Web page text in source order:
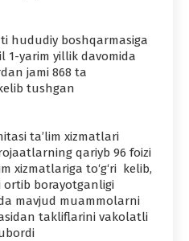
hududiy boshqarmasiga
1-yarim yillik davomida
jami 868 ta
tushgan
ta’lim xizmatlari
qariyb 96 foizi
xizmatlariga to‘g‘ri kelib,
borayotganligi
mavjud muammolarni
takliflarini vakolatli